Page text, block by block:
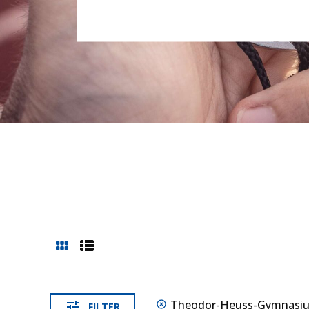
Theo­dor-Heuss-